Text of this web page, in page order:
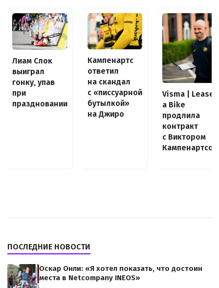
Лиам Слок
выиграл
гонку, упав
при
праздновании
Кампенартс
ответил
на скандал
с «писсуарной
бутылкой»
на Джиро
Visma | Lease
a Bike
продлила
контракт
с Виктором
Кампенартсом
ПОСЛЕДНИЕ НОВОСТИ
Оскар Онли: «Я хотел показать, что достоин
места в Netcompany INEOS»